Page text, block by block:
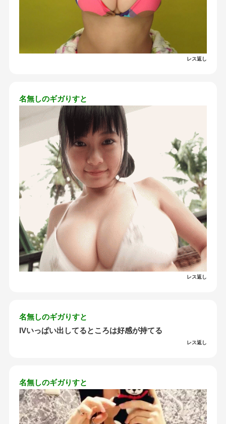
レス返し
名無しのギガりすと
レス返し
名無しのギガりすと
IVいっぱい出してるところは好感が持てる
レス返し
名無しのギガりすと